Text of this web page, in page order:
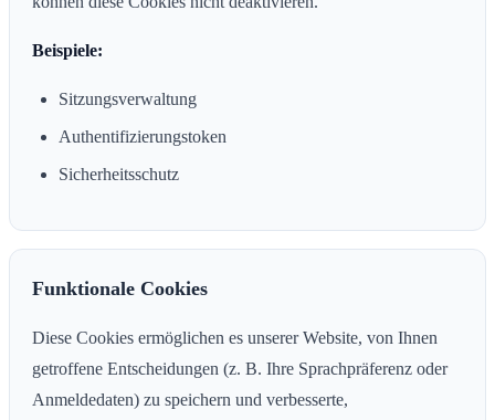
Beispiele:
Sitzungsverwaltung
Authentifizierungstoken
Sicherheitsschutz
Funktionale Cookies
Diese Cookies ermöglichen es unserer Website, von Ihnen
getroffene Entscheidungen (z. B. Ihre Sprachpräferenz oder
Anmeldedaten) zu speichern und verbesserte,